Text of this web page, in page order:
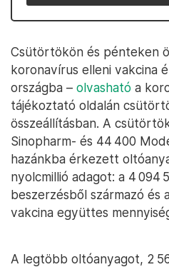
Csütörtökön és pénteken
koronavírus elleni vakcina
országba – olvasható a
tájékoztató oldalán
összeállításban. A
Sinopharm- és 44 400
hazánkba érkezett
nyolcmillió adagot: a 4 094
beszerzésből származó és
vakcina együttes
A legtöbb oltóanyagot, 2